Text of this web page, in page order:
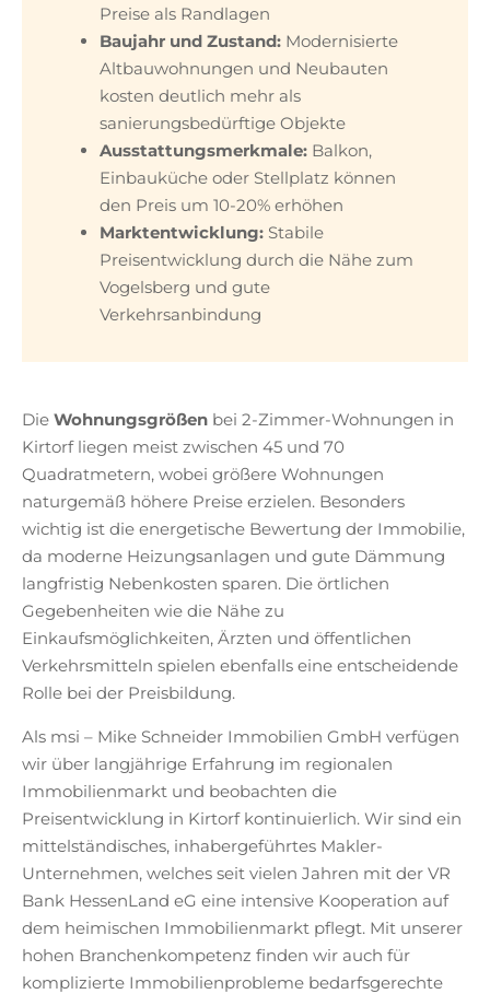
Preise als Randlagen
Baujahr und Zustand: Modernisierte
Altbauwohnungen und Neubauten
kosten deutlich mehr als
sanierungsbedürftige Objekte
Ausstattungsmerkmale: Balkon,
Einbauküche oder Stellplatz können
den Preis um 10-20% erhöhen
Marktentwicklung: Stabile
Preisentwicklung durch die Nähe zum
Vogelsberg und gute
Verkehrsanbindung
Die Wohnungsgrößen bei 2-Zimmer-Wohnungen in
Kirtorf liegen meist zwischen 45 und 70
Quadratmetern, wobei größere Wohnungen
naturgemäß höhere Preise erzielen. Besonders
wichtig ist die energetische Bewertung der Immobilie,
da moderne Heizungsanlagen und gute Dämmung
langfristig Nebenkosten sparen. Die örtlichen
Gegebenheiten wie die Nähe zu
Einkaufsmöglichkeiten, Ärzten und öffentlichen
Verkehrsmitteln spielen ebenfalls eine entscheidende
Rolle bei der Preisbildung.
Als msi – Mike Schneider Immobilien GmbH verfügen
wir über langjährige Erfahrung im regionalen
Immobilienmarkt und beobachten die
Preisentwicklung in Kirtorf kontinuierlich. Wir sind ein
mittelständisches, inhabergeführtes Makler-
Unternehmen, welches seit vielen Jahren mit der VR
Bank HessenLand eG eine intensive Kooperation auf
dem heimischen Immobilienmarkt pflegt. Mit unserer
hohen Branchenkompetenz finden wir auch für
komplizierte Immobilienprobleme bedarfsgerechte